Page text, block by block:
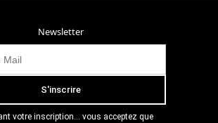
Newsletter
votre inscription... vous acceptez que